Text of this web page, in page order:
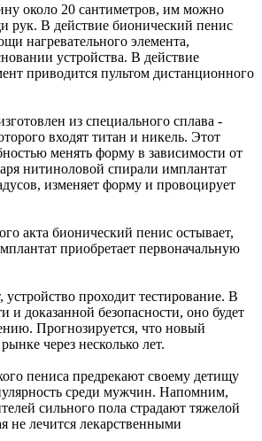
около 20 сантиметров, им можно
рук. В действие бионический пенис
нагревательного элемента,
устройства. В действие
приводится пультом дистанционного
из специального сплава -
входят титан и никель. Этот
менять форму в зависимости от
нитиноловой спирали имплантат
изменяет форму и провоцирует
акта бионический пенис остывает,
приобретает первоначальную
проходит тестирование. В
и доказанной безопасности, оно будет
Прогнозируется, что новый
через несколько лет.
пениса предрекают своему детищу
среди мужчин. Напомним,
сильного пола страдают тяжелой
не лечится лекарственными